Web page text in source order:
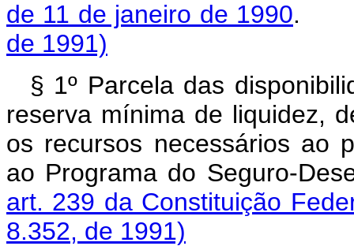
de 11 de janeiro de 1990.
de 1991)
§ 1º Parcela das
reserva mínima de liquidez,
os recursos necessários ao
ao Programa do Seguro-
art. 239 da Constituição
8.352, de 1991)